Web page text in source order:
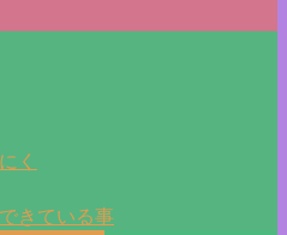
く
きている事